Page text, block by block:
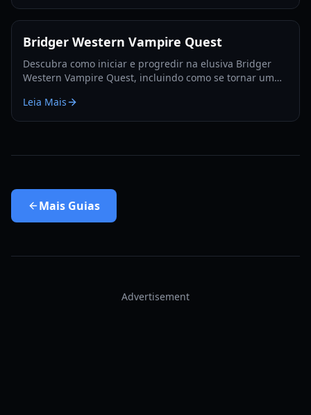
Bridger Western Vampire Quest
Descubra como iniciar e progredir na elusiva Bridger
Western Vampire Quest, incluindo como se tornar um
Leia Mais
Mais Guias
Advertisement